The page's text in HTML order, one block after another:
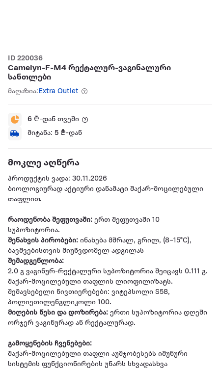
ID 220036
Camelyn-F-M4 რექტალურ-ვაგინალური
სანთლები
მაღაზია: Extra Outlet
6 ₾-დან თვეში
მიტანა: 5 ₾-დან
მოკლე აღწერა
პროდუქტის ვადა: 30.11.2026
ბიოლოგიურად აქტიური დანამატი შაქარ-მოცილებული
თაფლით.
რაოდენობა შეფუთვაში: ერთ შეფუთვაში 10
სუპოზიტორია.
შენახვის პირობები: ინახება მშრალ, გრილ, (8–15°C),
ბავშვებისთვის მიუწვდომელ ადგილას
შემადგენლობა:
2.0 გ ვაგინურ-რექტალური სუპოზიტორია შეიცავს 0.111 გ.
შაქარ-მოცილებული თაფლის ლიოფილიზატს.
შემავსებელი ნივთიერებები: ვიტეპსოლი S58,
პოლიეთილენგლიკოლი 100.
მიღების წესი და დოზირება: ერთი სუპოზიტორია დღეში
ორჯერ ვაგინურად ან რექტალურად.
გამოყენების ჩვენებები:
შაქარ-მოცილებული თაფლი აუმჯობესებს იმუნური
სისტემის ფუნქციონირების უნარს სხვადასხვა